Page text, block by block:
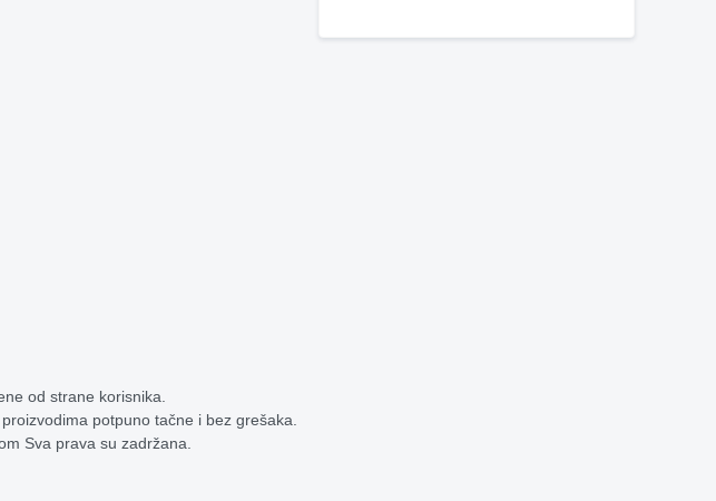
od strane korisnika.
potpuno tačne i bez grešaka.
Sva prava su zadržana.